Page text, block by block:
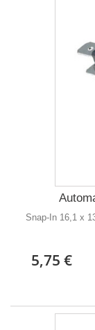
Snap-In 16,1 x
5,75 €